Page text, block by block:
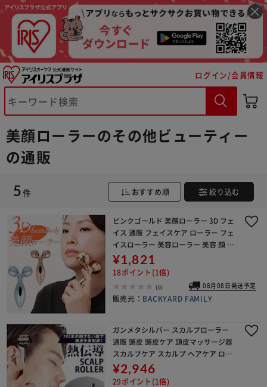
ログイン/会員情報
美顔ローラーのその他ビューティー
の通販
5件 おすすめ順 絞り込む
ピンクゴールド 美顔ローラー 3D フェ
イス 通販 フェイスケア ローラー フェ
イスローラー 美容ローラー 美容 顔 ボ
ディケア 二の腕 マッサージ むくみ 全
身 美顔器 Y字 マッサージローラー 足
¥1,821
18ポイント(1倍)
(0) 08月08日発送予定
販売元： BACKYARD FAMILY
ガンメタシルバー スカルプローラー
通販 頭皮 頭皮ケア 頭皮マッサージ器
スカルプケア スカルプ ヘアケア ロー
ラー 熱伝導 鍼 顔 温め 温かい バス お
風呂 ギフト
¥2,946
29ポイント(1倍)
※ご確認ください
カートに入れる 購入手続きへ